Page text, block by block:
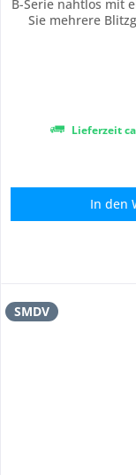
B-Serie nahtlos mit
Sie mehrere
Nutzen Sie die B-
Lieferzeit
In den
SMDV